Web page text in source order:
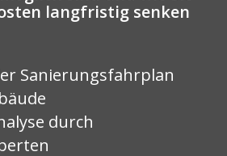
langfristig senken
Sanierungsfahrplan
durch